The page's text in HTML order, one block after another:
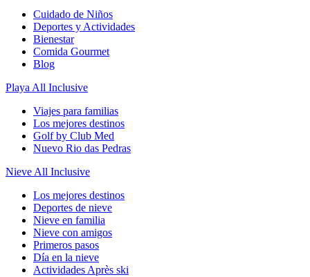
Cuidado de Niños
Deportes y Actividades
Bienestar
Comida Gourmet
Blog
Playa All Inclusive
Viajes para familias
Los mejores destinos
Golf by Club Med
Nuevo Rio das Pedras
Nieve All Inclusive
Los mejores destinos
Deportes de nieve
Nieve en familia
Nieve con amigos
Primeros pasos
Día en la nieve
Actividades Après ski